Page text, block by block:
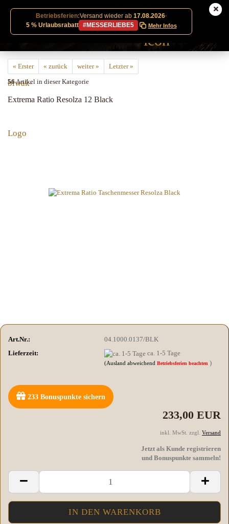
Betriebsferien:Versand wieder ab 17.08.2026·
5 % Urlaubsrabatt
#MESSERLIEBE5 Mehr Infos
« Erster « zurück weiter »
Letzter »
56Artikel in dieser Kategorie
Extrema Ratio Resolza 12 Black
Art.Nr.:
04.1000.0137/BLK
Lieferzeit:
ca. 1-5 Tage
(Ausland abweichendBetriebsferien beachten )
233 Bonuspunkte sichern
233,00 EUR
inkl. MwSt. zzgl. Versand
Jetzt als Kunde registrieren
und Bonuspunkte sammeln!